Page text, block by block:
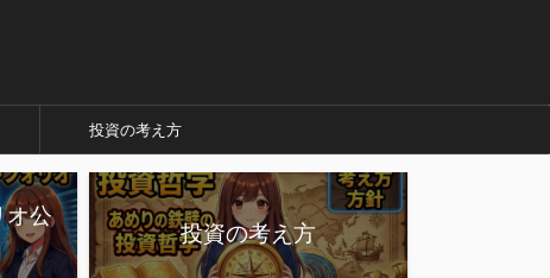
投資の考え方
オ公
投資の考え方